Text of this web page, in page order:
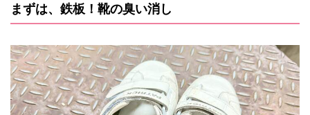
まずは、鉄板！靴の臭い消し